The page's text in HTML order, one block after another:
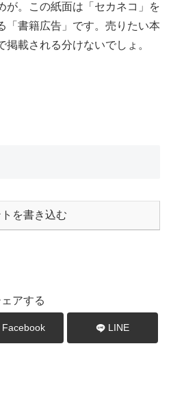
が。この紙面は「セカネコ」を
「書籍広告」です。売りたい本
載される分けないでしょ。
を書き込む
ェアする
Facebook LINE